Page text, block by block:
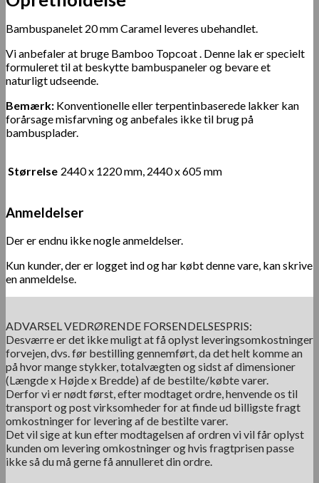
Bambuspanelet 20 mm Caramel leveres ubehandlet.
Vi anbefaler at bruge Bamboo Topcoat. Denne lak er specielt
formuleret til at beskytte bambuspaneler og bevare et
naturligt udseende.
Bemærk: Konventionelle eller terpentinbaserede lakker kan
forårsage misfarvning og anbefales ikke til brug på
bambusplader.
Størrelse 2440 x 1220 mm, 2440 x 605 mm
Anmeldelser
Der er endnu ikke nogle anmeldelser.
Kun kunder, der er logget ind og har købt denne vare, kan skrive
en anmeldelse.
ADVARSEL VEDRØRENDE FORSENDELSESPRIS:
Desværre er det ikke muligt at få oplyst leveringsomkostninger
forvejen, dvs. før bestilling gennemført, da det helt komme an
på hvor mange stykker, totalvægten og sidst af dimensioner
(Længde x Højde x Bredde) af de bestilte/købte varer.
Derfor vi er nødt først, efter modtaget ordre, henvende os til
transport og post virksomheder for at finde ud billigste fragt
omkostninger for levering af de bestilte varer.
Det vil sige at kun efter modtagelsen af ordren vi vil får oplyst
kunden om levering omkostninger og hvis fragtprisen passe
ikke så du må gerne få annulleret din ordre.